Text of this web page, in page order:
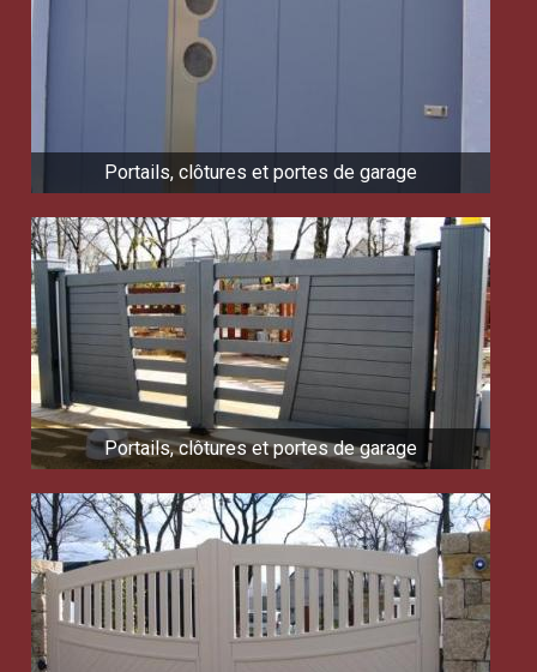
Portails, clôtures et portes de garage
Portails, clôtures et portes de garage